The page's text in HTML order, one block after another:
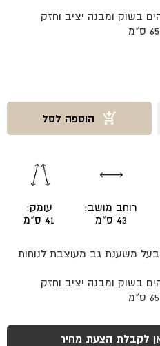
בשוק ומבנה יציב וחזק
הוספה לסל
רוחב מושב:
43 ס"מ
עומק:
41 ס"מ
משענת גב מעוצבת לנוחות
בשוק ומבנה יציב וחזק
לקבלת הצעת מחיר